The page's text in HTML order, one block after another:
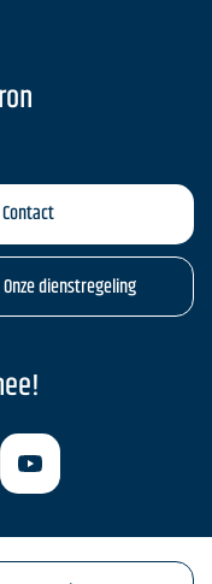
Contact
Onze dienstregeling